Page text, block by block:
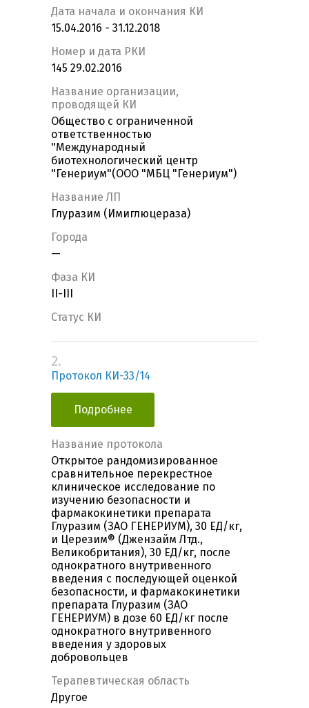
Дата начала и окончания КИ
15.04.2016 - 31.12.2018
Номер и дата РКИ
145 29.02.2016
Название организации,
проводящей КИ
Общество с ограниченной
ответственностью
"Международный
биотехнологический центр
"Генериум"(ООО "МБЦ "Генериум")
Название ЛП
Глуразим (Имиглюцераза)
Города
—
Фаза КИ
II-III
Статус КИ
2.
Протокол КИ-33/14
Подробнее
Название протокола
Открытое рандомизированное
сравнительное перекрестное
клиническое исследование по
изучению безопасности и
фармакокинетики препарата
Глуразим (ЗАО ГЕНЕРИУМ), 30 ЕД/кг,
и Церезим® (Джензайм Лтд.,
Великобритания), 30 ЕД/кг, после
однократного внутривенного
введения с последующей оценкой
безопасности, и фармакокинетики
препарата Глуразим (ЗАО
ГЕНЕРИУМ) в дозе 60 ЕД/кг после
однократного внутривенного
введения у здоровых
добровольцев
Терапевтическая область
Другое